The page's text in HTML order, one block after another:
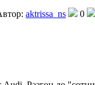
aktrissa_ns 0